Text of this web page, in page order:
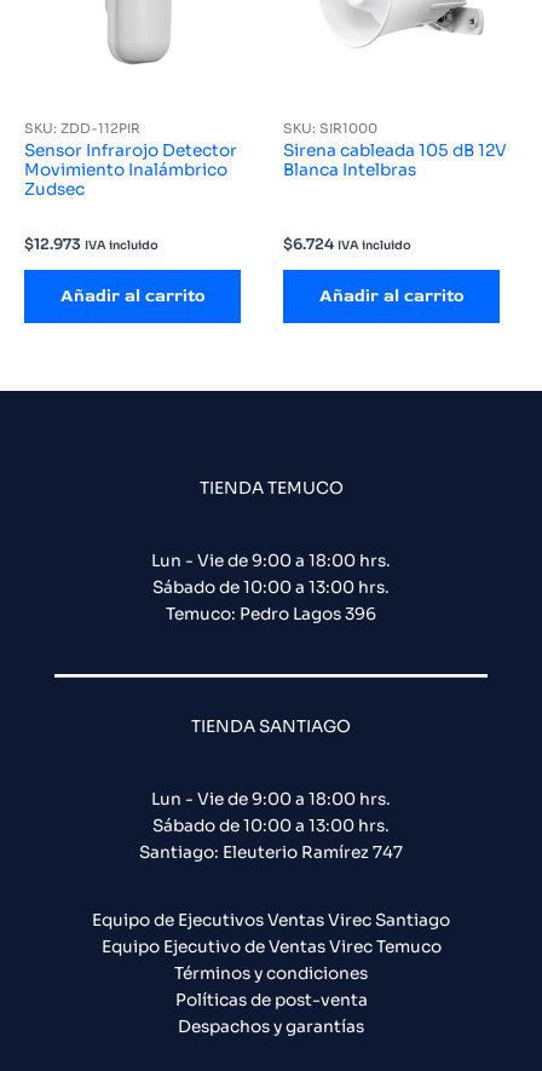
SKU: ZDD-112PIR
Sensor Infrarojo Detector
Movimiento Inalámbrico
Zudsec
$12.973 IVA incluido
Añadir al carrito
SKU: SIR1000
Sirena cableada 105 dB 12V
Blanca Intelbras
$6.724 IVA incluido
Añadir al carrito
TIENDA TEMUCO
Lun - Vie de 9:00 a 18:00 hrs.
Sábado de 10:00 a 13:00 hrs.
Temuco: Pedro Lagos 396
TIENDA SANTIAGO
Lun - Vie de 9:00 a 18:00 hrs.
Sábado de 10:00 a 13:00 hrs.
Santiago: Eleuterio Ramírez 747​
Equipo de Ejecutivos Ventas Virec Santiago
Equipo Ejecutivo de Ventas Virec Temuco
Términos y condiciones
Políticas de post-venta
Despachos y garantías